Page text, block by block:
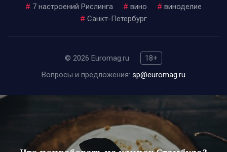
# 7 настроений Рислинга # вино # виноделие
# Санкт-Петербург
© 2026 Euromag.ru
18+
Вопросы и предложения: sp@euromag.ru